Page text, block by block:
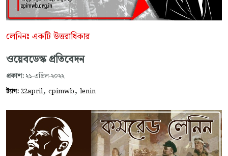
লেনিনঃ একটি উত্তরাধিকার
ওয়েবডেস্ক প্রতিবেদন
প্রকাশ: ২১-এপ্রিল-২০২২
ট্যাগ: 22april, cpimwb, lenin